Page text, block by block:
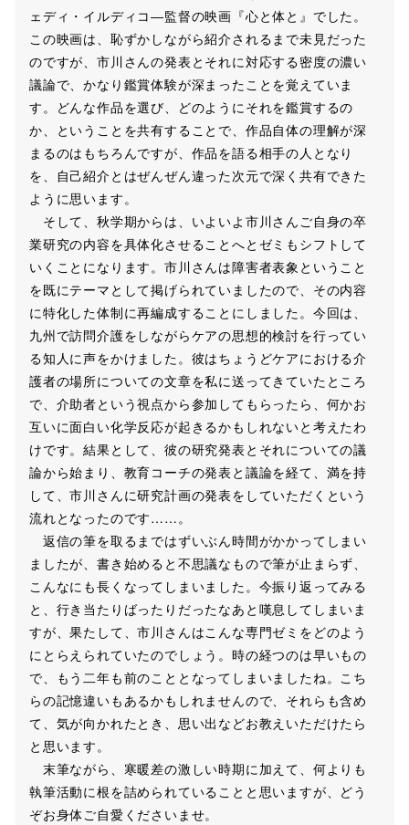
ェディ・イルディコ―監督の映画『心と体と』でした。
この映画は、恥ずかしながら紹介されるまで未見だった
のですが、市川さんの発表とそれに対応する密度の濃い
議論で、かなり鑑賞体験が深まったことを覚えていま
す。どんな作品を選び、どのようにそれを鑑賞するの
か、ということを共有することで、作品自体の理解が深
まるのはもちろんですが、作品を語る相手の人となり
を、自己紹介とはぜんぜん違った次元で深く共有できた
ように思います。
そして、秋学期からは、いよいよ市川さんご自身の卒
業研究の内容を具体化させることへとゼミもシフトして
いくことになります。市川さんは障害者表象ということ
を既にテーマとして掲げられていましたので、その内容
に特化した体制に再編成することにしました。今回は、
九州で訪問介護をしながらケアの思想的検討を行ってい
る知人に声をかけました。彼はちょうどケアにおける介
護者の場所についての文章を私に送ってきていたところ
で、介助者という視点から参加してもらったら、何かお
互いに面白い化学反応が起きるかもしれないと考えたわ
けです。結果として、彼の研究発表とそれについての議
論から始まり、教育コーチの発表と議論を経て、満を持
して、市川さんに研究計画の発表をしていただくという
流れとなったのです……。
返信の筆を取るまではずいぶん時間がかかってしまい
ましたが、書き始めると不思議なもので筆が止まらず、
こんなにも長くなってしまいました。今振り返ってみる
と、行き当たりばったりだったなあと嘆息してしまいま
すが、果たして、市川さんはこんな専門ゼミをどのよう
にとらえられていたのでしょう。時の経つのは早いもの
で、もう二年も前のこととなってしまいましたね。こち
らの記憶違いもあるかもしれませんので、それらも含め
て、気が向かれたとき、思い出などお教えいただけたら
と思います。
末筆ながら、寒暖差の激しい時期に加えて、何よりも
執筆活動に根を詰められていることと思いますが、どう
ぞお身体ご自愛くださいませ。